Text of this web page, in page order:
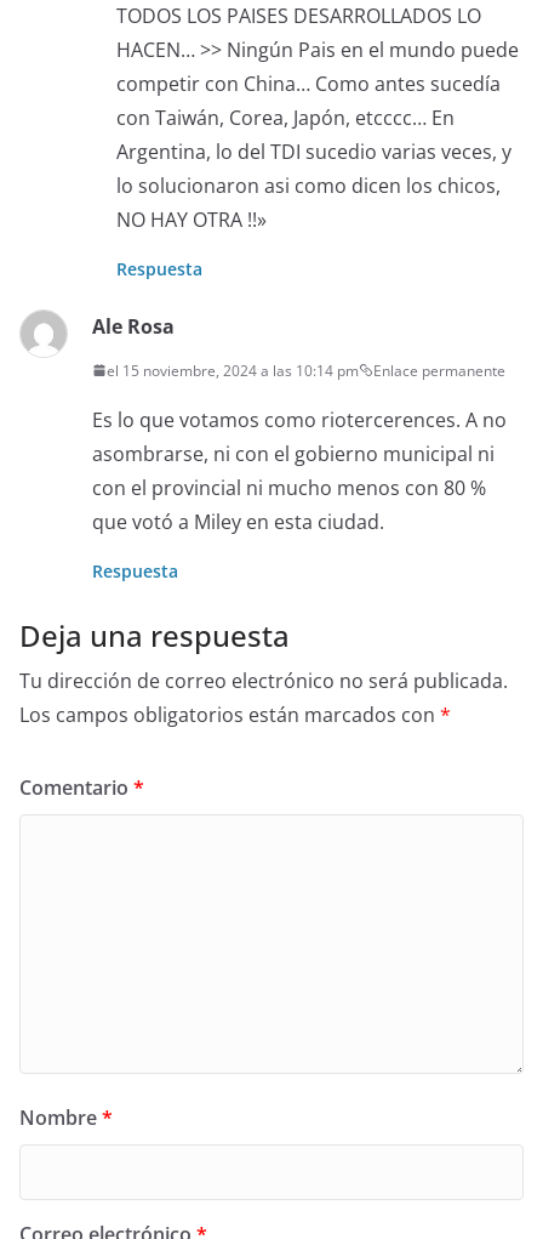
TODOS LOS PAISES DESARROLLADOS LO
HACEN… >> Ningún Pais en el mundo puede
competir con China… Como antes sucedía
con Taiwán, Corea, Japón, etcccc… En
Argentina, lo del TDI sucedio varias veces, y
lo solucionaron asi como dicen los chicos,
NO HAY OTRA !!»
Respuesta
Ale Rosa
el 15 noviembre, 2024 a las 10:14 pm Enlace permanente
Es lo que votamos como riotercerences. A no
asombrarse, ni con el gobierno municipal ni
con el provincial ni mucho menos con 80 %
que votó a Miley en esta ciudad.
Respuesta
Deja una respuesta
Tu dirección de correo electrónico no será publicada.
Los campos obligatorios están marcados con *
Comentario *
Nombre*